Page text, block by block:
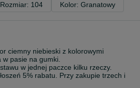
Rozmiar: 104 Kolor: Granatowy
ciemny niebieski z kolorowymi
pasie na gumki.
w jednej paczce kilku rzeczy.
5% rabatu. Przy zakupie trzech i